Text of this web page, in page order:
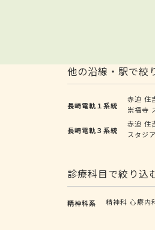
他の沿線・駅で絞
長崎電軌１系統
赤迫 住
崇福寺
長崎電軌３系統
赤迫 住
スタジ
診療科目で絞り込
精神科系 精神科 心療内